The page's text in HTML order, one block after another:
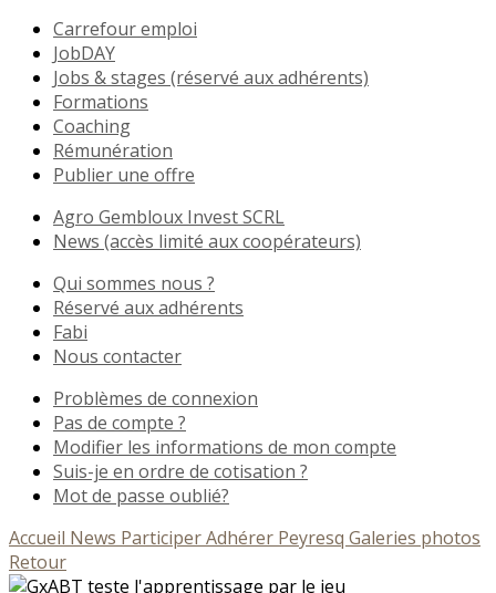
Carrefour emploi
JobDAY
Jobs & stages (réservé aux adhérents)
Formations
Coaching
Rémunération
Publier une offre
Agro Gembloux Invest SCRL
News (accès limité aux coopérateurs)
Qui sommes nous ?
Réservé aux adhérents
Fabi
Nous contacter
Problèmes de connexion
Pas de compte ?
Modifier les informations de mon compte
Suis-je en ordre de cotisation ?
Mot de passe oublié?
Accueil News ParticiperAdhérer Peyresq Galeries photos
Retour